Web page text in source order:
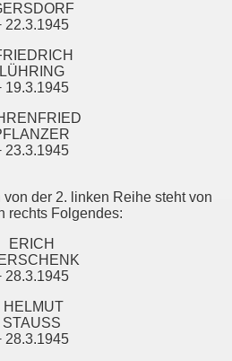
22.3.1945
LÜHRING
19.3.1945
23.3.1945
der 2. linken Reihe steht von
rechts Folgendes:
ERICH
28.3.1945
HELMUT
STAUSS
28.3.1945